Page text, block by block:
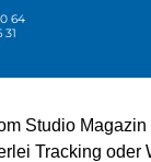
Studio Magazin
Tracking oder
64
31